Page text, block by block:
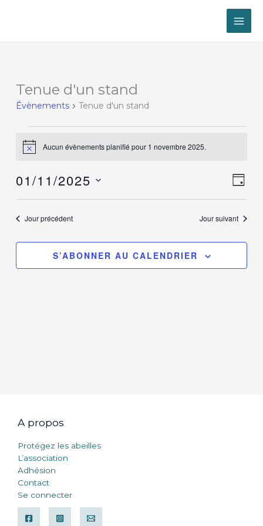
Tenue d'un stand
Évènements Tenue d'un stand
Évènements
for
1
NoticeAucun évènements planifié pour 1 novembre 2025.
par
de
vues
JOUR
01/11/2025
date.
Jour précédent Jour suivant
S’ABONNER AU CALENDRIER
A propos
Protégez les abeilles
L’association
Adhésion
Contact
Se connecter